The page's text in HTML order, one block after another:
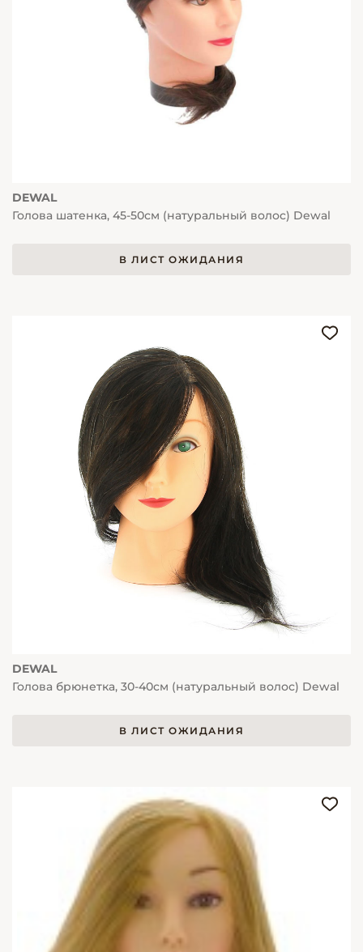
DEWAL
Голова шатенка, 45-50см (натуральный волос) Dewal
В ЛИСТ ОЖИДАНИЯ
DEWAL
Голова брюнетка, 30-40см (натуральный волос) Dewal
В ЛИСТ ОЖИДАНИЯ